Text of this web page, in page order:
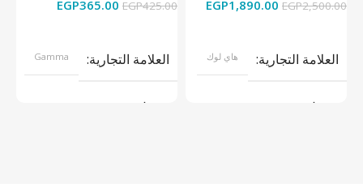
EGP2,500.00
EGP1,890.00
العلامة التجارية هاي لوك
موديل
EGP425.00
EGP365.00
العلامة التجارية Gamma
موديل